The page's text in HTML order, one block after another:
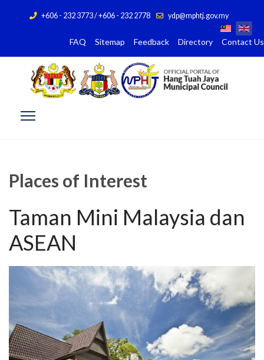
+606 - 232 3773 / +606 - 232 2778 ydp@mphtj.gov.my
FAQ Sitemap Feedback Directory Contact Us
Places of Interest
Taman Mini Malaysia dan
ASEAN